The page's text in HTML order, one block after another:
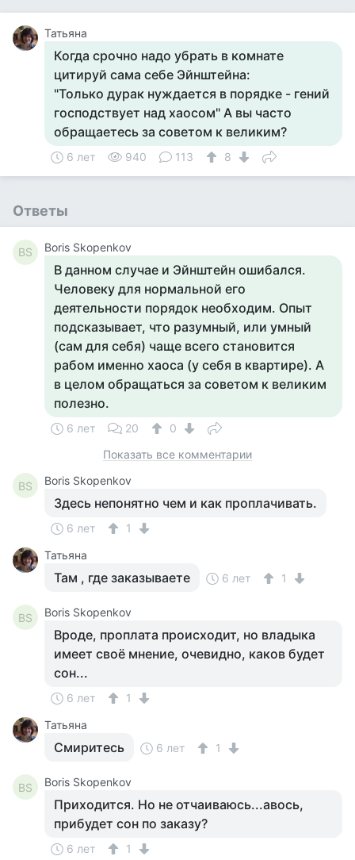
Татьяна
Когда срочно надо убрать в комнате
цитируй сама себе Эйнштейна:
"Только дурак нуждается в порядке - гений
господствует над хаосом" А вы часто
обращаетесь за советом к великим?
6 лет 940 113 8
Ответы
BS Boris Skopenkov
В данном случае и Эйнштейн ошибался.
Человеку для нормальной его
деятельности порядок необходим. Опыт
подсказывает, что разумный, или умный
(сам для себя) чаще всего становится
рабом именно хаоса (у себя в квартире). А
в целом обращаться за советом к великим
полезно.
6 лет 20
0
Показать все комментарии
BS Boris Skopenkov
Здесь непонятно чем и как проплачивать.
6 лет
1
Татьяна
Там , где заказываете 6 лет 1
BS Boris Skopenkov
Вроде, проплата происходит, но владыка
имеет своё мнение, очевидно, каков будет
сон...
6 лет
1
Татьяна
Смиритесь 6 лет 1
BS Boris Skopenkov
Приходится. Но не отчаиваюсь...авось,
прибудет сон по заказу?
6 лет 1